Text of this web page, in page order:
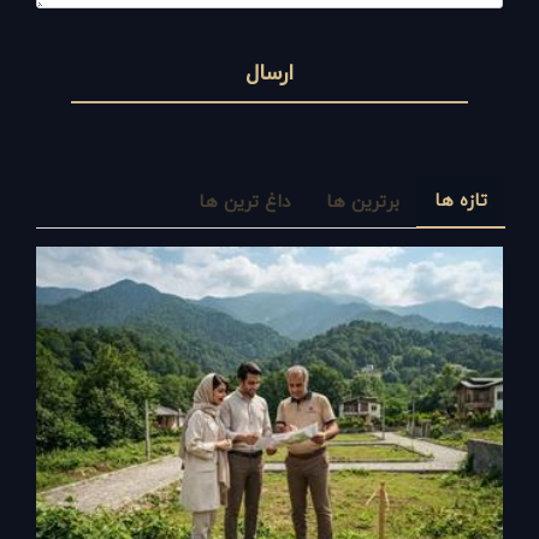
ارسال
تازه ها برترین ها داغ ترین ها